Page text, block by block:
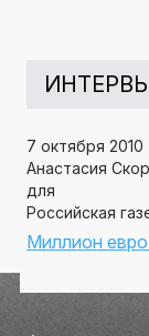
7 октября 2010
Анастасия
для
Российская
Миллион